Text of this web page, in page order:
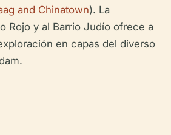
and Chinatown). La
Rojo y al Barrio Judío ofrece a
en capas del diverso